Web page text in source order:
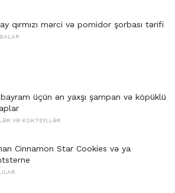
qırmızı mərci və pomidor şorbası tərifi
üçün ən yaxşı şampan və köpüklü
VƏ KOKTEYLLƏR
Cinnamon Star Cookies və ya